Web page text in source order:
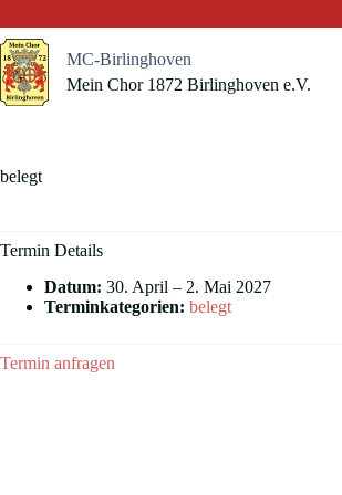
Inhalt
springen
MC-Birlinghoven
Mein Chor 1872 Birlinghoven e.V.
belegt
Termin Details
Datum: 30. April – 2. Mai 2027
Terminkategorien: belegt
Termin anfragen